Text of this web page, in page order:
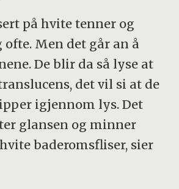
på hvite tenner og
Men det går an å
De blir da så lyse at
det vil si at de
igjennom lys. Det
glansen og minner
baderomsfliser, sier